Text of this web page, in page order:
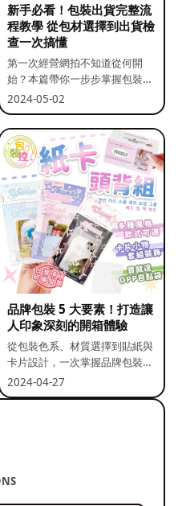
新手必看！包裝出貨完整流
程教學 從包材選擇到出貨檢
查一次搞懂
第一次經營網拍不知道從何開
始？本篇帶你一步步掌握包裝流
程與出貨前檢查重點。
2024-05-02
品牌包裝 5 大要素！打造讓
人印象深刻的開箱體驗
從包裝色系、材質選擇到貼紙與
卡片設計，一次掌握品牌包裝的
關鍵要素。
2024-04-27